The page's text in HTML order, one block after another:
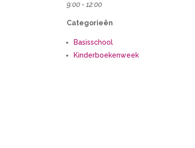
9:00 - 12:00
Categorieën
Basisschool
Kinderboekenweek